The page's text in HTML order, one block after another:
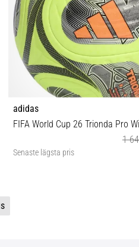
adidas
FIFA World Cup 26 Trionda Pro
1
Senaste lägsta pris